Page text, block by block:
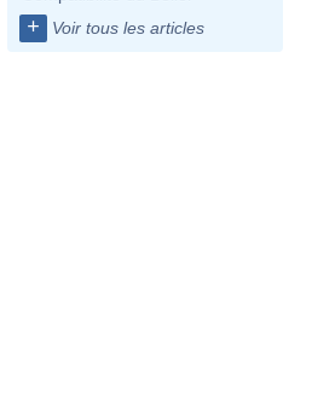
+ Voir tous les articles